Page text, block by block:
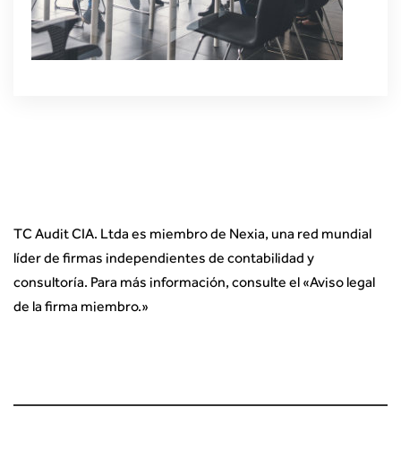
TC Audit CIA. Ltda es miembro de Nexia, una red mundial
líder de firmas independientes de contabilidad y
consultoría. Para más información, consulte el «Aviso legal
de la firma miembro.»